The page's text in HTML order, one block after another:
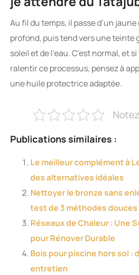
Au fil du temps, il passe d’un
profond, puis tend vers une teinte
soleil et de l’eau. C’est normal, et
ralentir ce processus, pensez à
une huile protectrice adaptée.
Publications similaires :
Le meilleur complément à
des alternatives idéales
Nettoyer le bronze sans
test de 3 méthodes douces
Réseaux de Chaleur : Une
pour Rénover Durable
Bois pour piscine hors sol :
entretien